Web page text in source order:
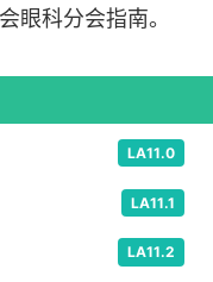
眼科分会指南。
LA11.0
LA11.1
LA11.2